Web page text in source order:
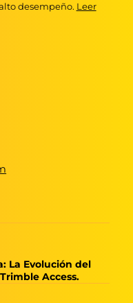
desempeño. Leer
La Evolución del
Access.